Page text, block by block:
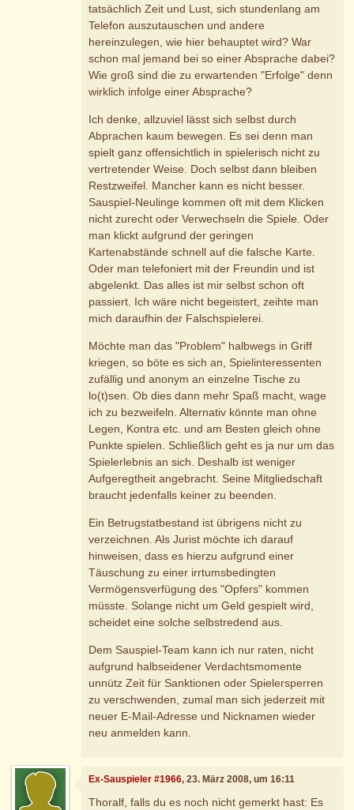
tatsächlich Zeit und Lust, sich stundenlang am
Telefon auszutauschen und andere
hereinzulegen, wie hier behauptet wird? War
schon mal jemand bei so einer Absprache dabei?
Wie groß sind die zu erwartenden "Erfolge" denn
wirklich infolge einer Absprache?
Ich denke, allzuviel lässt sich selbst durch
Abprachen kaum bewegen. Es sei denn man
spielt ganz offensichtlich in spielerisch nicht zu
vertretender Weise. Doch selbst dann bleiben
Restzweifel. Mancher kann es nicht besser.
Sauspiel-Neulinge kommen oft mit dem Klicken
nicht zurecht oder Verwechseln die Spiele. Oder
man klickt aufgrund der geringen
Kartenabstände schnell auf die falsche Karte.
Oder man telefoniert mit der Freundin und ist
abgelenkt. Das alles ist mir selbst schon oft
passiert. Ich wäre nicht begeistert, zeihte man
mich daraufhin der Falschspielerei.
Möchte man das "Problem" halbwegs in Griff
kriegen, so böte es sich an, Spielinteressenten
zufällig und anonym an einzelne Tische zu
lo(t)sen. Ob dies dann mehr Spaß macht, wage
ich zu bezweifeln. Alternativ könnte man ohne
Legen, Kontra etc. und am Besten gleich ohne
Punkte spielen. Schließlich geht es ja nur um das
Spielerlebnis an sich. Deshalb ist weniger
Aufgeregtheit angebracht. Seine Mitgliedschaft
braucht jedenfalls keiner zu beenden.
Ein Betrugstatbestand ist übrigens nicht zu
verzeichnen. Als Jurist möchte ich darauf
hinweisen, dass es hierzu aufgrund einer
Täuschung zu einer irrtumsbedingten
Vermögensverfügung des "Opfers" kommen
müsste. Solange nicht um Geld gespielt wird,
scheidet eine solche selbstredend aus.
Dem Sauspiel-Team kann ich nur raten, nicht
aufgrund halbseidener Verdachtsmomente
unnütz Zeit für Sanktionen oder Spielersperren
zu verschwenden, zumal man sich jederzeit mit
neuer E-Mail-Adresse und Nicknamen wieder
neu anmelden kann.
Ex-Sauspieler #1966, 23. März 2008, um 16:11
Thoralf, falls du es noch nicht gemerkt hast: Es